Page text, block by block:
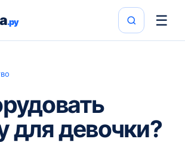
.ру ☰
для девочки?